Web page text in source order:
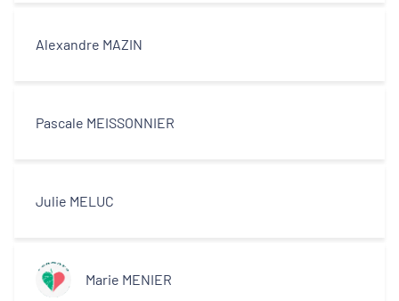
Alexandre MAZIN
Pascale MEISSONNIER
Julie MELUC
Marie MENIER